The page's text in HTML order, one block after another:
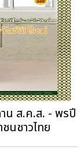
าน ส.ค.ส. - พรปี
นชาวไทย